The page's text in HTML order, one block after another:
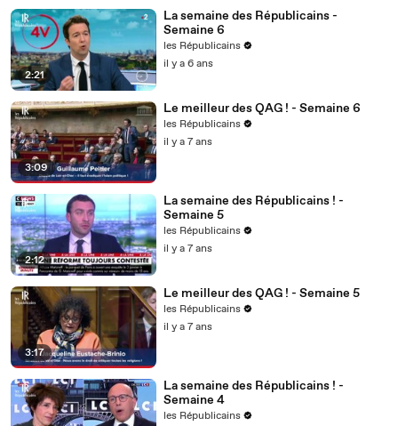
2:21
La semaine des Républicains -
Semaine 6
les Républicains
il y a 6 ans
3:09
Le meilleur des QAG ! - Semaine 6
les Républicains
il y a 7 ans
2:12
La semaine des Républicains ! -
Semaine 5
les Républicains
il y a 7 ans
3:17
Le meilleur des QAG ! - Semaine 5
les Républicains
il y a 7 ans
La semaine des Républicains ! -
Semaine 4
les Républicains